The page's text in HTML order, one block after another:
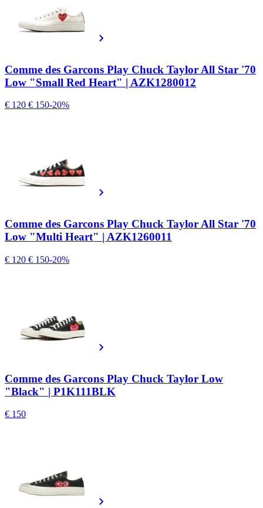
Comme des Garcons Play Chuck Taylor All Star '70
Low "Small Red Heart" | AZK1280012
€ 120 € 150-20%
Comme des Garcons Play Chuck Taylor All Star '70
Low "Multi Heart" | AZK1260011
€ 120 € 150-20%
Comme des Garcons Play Chuck Taylor Low
"Black" | P1K111BLK
€ 150